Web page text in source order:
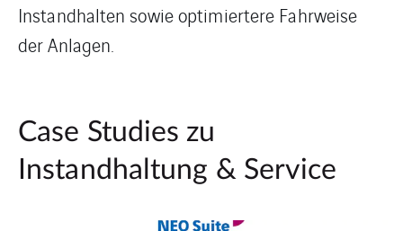
Instandhalten sowie optimiertere Fahrweise
der Anlagen.
Case Studies zu
Instandhaltung & Service